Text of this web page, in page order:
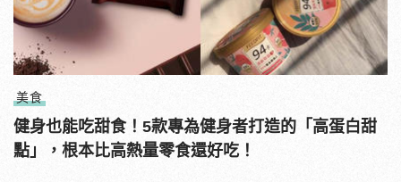
美食
健身也能吃甜食！5款專為健身者打造的「高蛋白甜
點」，根本比高熱量零食還好吃！